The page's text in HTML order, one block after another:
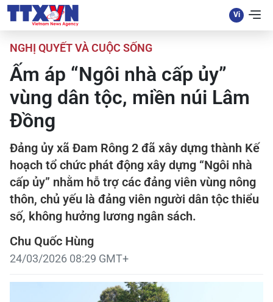
NGHỊ QUYẾT VÀ CUỘC SỐNG
Ấm áp “Ngôi nhà cấp ủy”
vùng dân tộc, miền núi Lâm
Đồng
Đảng ủy xã Đam Rông 2 đã xây dựng thành Kế
hoạch tổ chức phát động xây dựng “Ngôi nhà
cấp ủy” nhằm hỗ trợ các đảng viên vùng nông
thôn, chủ yếu là đảng viên người dân tộc thiểu
số, không hưởng lương ngân sách.
Chu Quốc Hùng
24/03/2026 08:29 GMT+